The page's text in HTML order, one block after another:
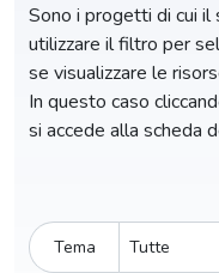
Sono i progetti di cui
utilizzare il filtro per
se visualizzare le
In questo caso
si accede alla scheda
Tema